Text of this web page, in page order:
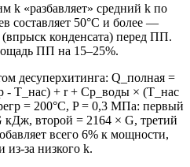
k «разбавляет» средний k по
составляет 50°C и более —
(впрыск конденсата) перед ПП.
ПП на 15–25%.
десуперхитинга: Q_полная =
- T_нас) + r + Cp_воды × (T_нас
= 200°C, P = 0,3 МПа: первый
второй = 2164 × G, третий
всего 6% к мощности,
из-за низкого k.